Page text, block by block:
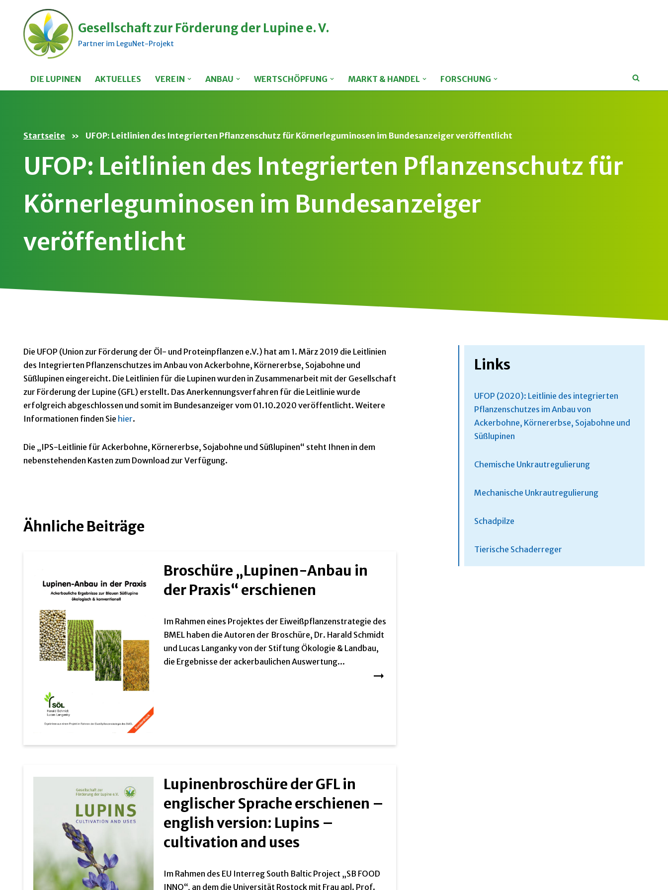
Zum
Inhalt
springen
Gesellschaft zur Förderung der Lupine e. V.
Partner im LeguNet-Projekt
DIE LUPINEN AKTUELLES VEREIN ANBAU WERTSCHÖPFUNG MARKT & HANDEL FORSCHUNG
Startseite » UFOP: Leitlinien des Integrierten Pflanzenschutz für Körnerleguminosen im Bundesanzeiger veröffentlicht
UFOP: Leitlinien des Integrierten Pflanzenschutz für
Körnerleguminosen im Bundesanzeiger
veröffentlicht
Die UFOP (Union zur Förderung der Öl- und Proteinpflanzen e.V.) hat am 1. März 2019 die Leitlinien
des Integrierten Pflanzenschutzes im Anbau von Ackerbohne, Körnererbse, Sojabohne und
Süßlupinen eingereicht. Die Leitlinien für die Lupinen wurden in Zusammenarbeit mit der Gesellschaft
zur Förderung der Lupine (GFL) erstellt. Das Anerkennungsverfahren für die Leitlinie wurde
erfolgreich abgeschlossen und somit im Bundesanzeiger vom 01.10.2020 veröffentlicht. Weitere
Informationen finden Sie hier.
Die „IPS-Leitlinie für Ackerbohne, Körnererbse, Sojabohne und Süßlupinen“ steht Ihnen in dem
nebenstehenden Kasten zum Download zur Verfügung.
Ähnliche Beiträge
Broschüre „Lupinen-Anbau in
der Praxis“ erschienen
Im Rahmen eines Projektes der Eiweißpflanzenstrategie des
BMEL haben die Autoren der Broschüre, Dr. Harald Schmidt
und Lucas Langanky von der Stiftung Ökologie & Landbau,
die Ergebnisse der ackerbaulichen Auswertung...
Lupinenbroschüre der GFL in
englischer Sprache erschienen –
english version: Lupins –
cultivation and uses
Im Rahmen des EU Interreg South Baltic Project „SB FOOD
INNO“, an dem die Universität Rostock mit Frau apl. Prof.
Links
UFOP (2020): Leitlinie des integrierten
Pflanzenschutzes im Anbau von
Ackerbohne, Körnererbse, Sojabohne und
Süßlupinen
Chemische Unkrautregulierung
Mechanische Unkrautregulierung
Schadpilze
Tierische Schaderreger